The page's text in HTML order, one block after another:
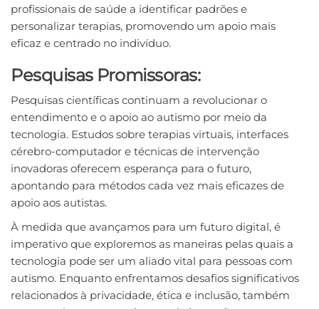
profissionais de saúde a identificar padrões e
personalizar terapias, promovendo um apoio mais
eficaz e centrado no indivíduo.
Pesquisas Promissoras:
Pesquisas científicas continuam a revolucionar o
entendimento e o apoio ao autismo por meio da
tecnologia. Estudos sobre terapias virtuais, interfaces
cérebro-computador e técnicas de intervenção
inovadoras oferecem esperança para o futuro,
apontando para métodos cada vez mais eficazes de
apoio aos autistas.
À medida que avançamos para um futuro digital, é
imperativo que exploremos as maneiras pelas quais a
tecnologia pode ser um aliado vital para pessoas com
autismo. Enquanto enfrentamos desafios significativos
relacionados à privacidade, ética e inclusão, também